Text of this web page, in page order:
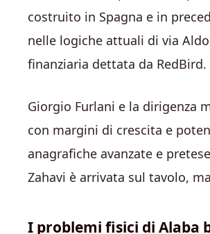
costruito in Spagna e in
nelle logiche attuali di via
finanziaria dettata da RedBird.
Giorgio Furlani e la dirigenza
con margini di crescita e
anagrafiche avanzate e
Zahavi è arrivata sul tavolo,
I problemi fisici di Alaba